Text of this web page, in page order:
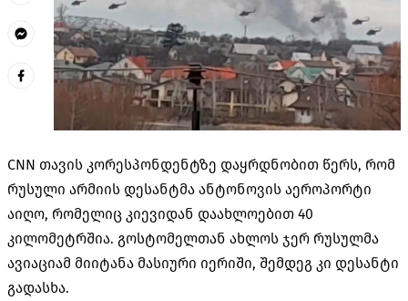
CNN თავის კორესპონდენტზე დაყრდნობით წერს, რომ
რუსული არმიის დესანტმა ანტონოვის აეროპორტი
აიღო, რომელიც კიევიდან დაახლოებით 40
კილომეტრშია. გოსტომელთან ახლოს ჯერ რუსულმა
ავიაციამ მიიტანა მასიური იერიში, შემდეგ კი დესანტი
გადასხა.